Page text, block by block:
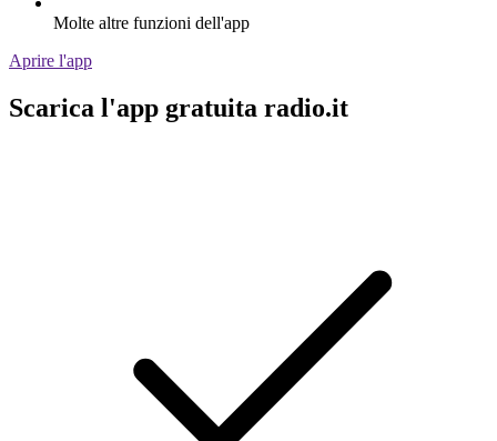
Molte altre funzioni dell'app
Aprire l'app
Scarica l'app gratuita radio.it